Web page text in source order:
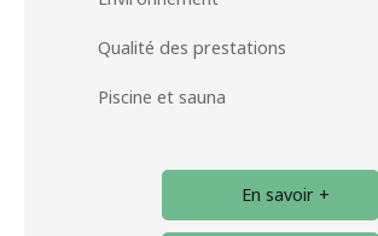
Qualité des prestations
Piscine et sauna
En savoir +